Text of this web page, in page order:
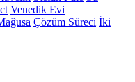
Venedik Evi
Çözüm Süreci İki